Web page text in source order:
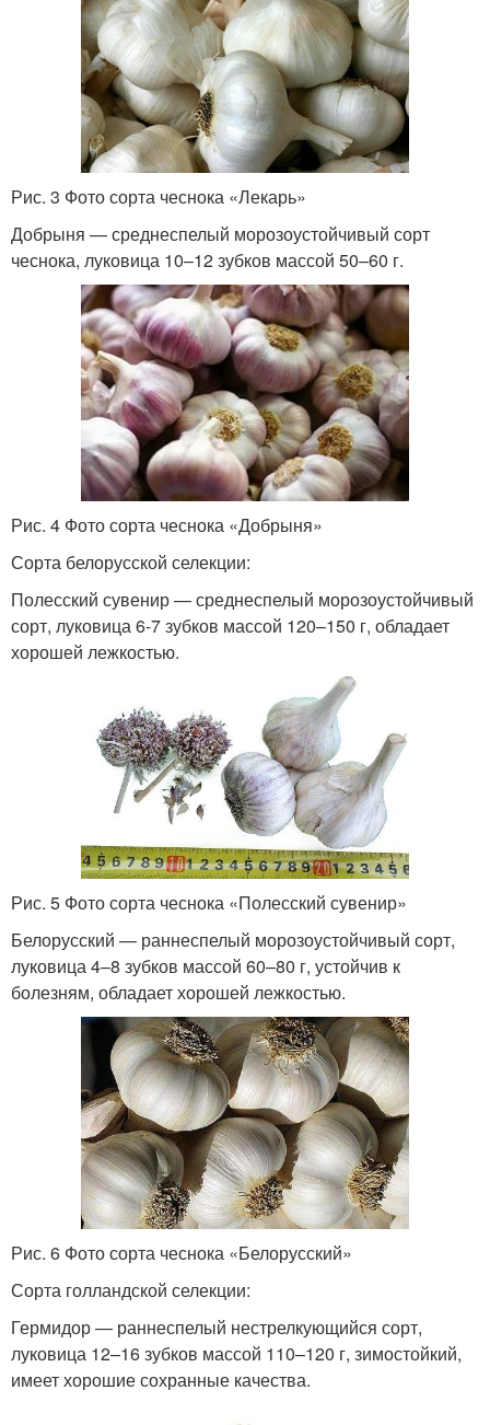
Рис. 3 Фото сорта чеснока «Лекарь»
Добрыня — среднеспелый морозоустойчивый сорт
чеснока, луковица 10–12 зубков массой 50–60 г.
Рис. 4 Фото сорта чеснока «Добрыня»
Сорта белорусской селекции:
Полесский сувенир — среднеспелый морозоустойчивый
сорт, луковица 6-7 зубков массой 120–150 г, обладает
хорошей лежкостью.
Рис. 5 Фото сорта чеснока «Полесский сувенир»
Белорусский — раннеспелый морозоустойчивый сорт,
луковица 4–8 зубков массой 60–80 г, устойчив к
болезням, обладает хорошей лежкостью.
Рис. 6 Фото сорта чеснока «Белорусский»
Сорта голландской селекции:
Гермидор — раннеспелый нестрелкующийся сорт,
луковица 12–16 зубков массой 110–120 г, зимостойкий,
имеет хорошие сохранные качества.